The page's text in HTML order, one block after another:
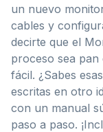
un nuevo
cables y
decirte que el
proceso sea pan
fácil. ¿Sabes
escritas en otro
con un manual
paso a paso.